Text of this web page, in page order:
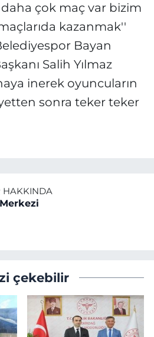
çok maç var bizim
kazanmak''
Bayan
Salih Yılmaz
inerek oyuncuların
sonra teker teker
HAKKINDA
çekebilir